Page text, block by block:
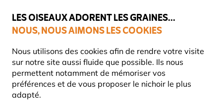
LES OISEAUX ADORENT LES GRAINES...
NOUS, NOUS AIMONS LES COOKIES
Nous utilisons des cookies afin de rendre votre visite
sur notre site aussi fluide que possible. Ils nous
permettent notamment de mémoriser vos
préférences et de vous proposer le nichoir le plus
adapté.
catégories.
Très bien noté dans 11 pays
Livraison express gratuite dès 59 €
Nourriture Pour Oiseaux Nourriture pour oiseaux à base